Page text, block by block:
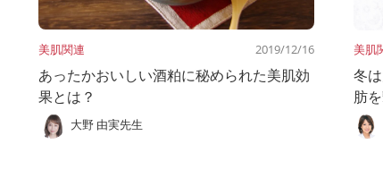
美肌関連 2019/12/16
あったかおいしい酒粕に秘められた美肌効
果とは？
大野 由実先生
美肌
冬
肪